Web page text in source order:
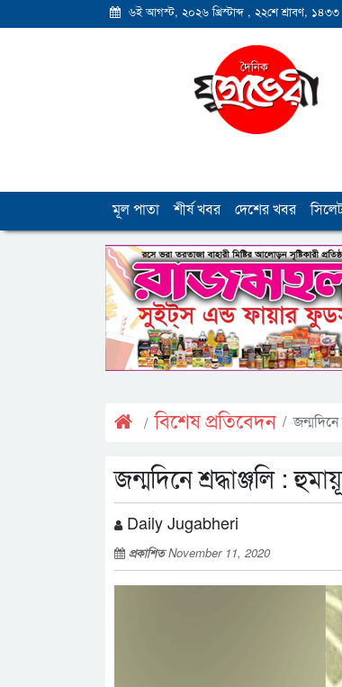
৬ই আগস্ট, ২০২৬ খ্রিস্টাব্দ , ২২শে শ্রাবণ, ১৪৩৩
মূল পাতা শীর্ষ খবর দেশের খবর
বিশেষ প্রতিবেদন
জন্মদিনে শ্রদ্ধাঞ্জলি :
Daily Jugabheri
প্রকাশিতNovember 11, 2020